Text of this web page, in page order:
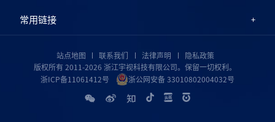
常用链接
站点地图 联系我们 法律声明
隐私政策
版权所有 2011-2026 浙江宇视科技有限公司。保留一切权利。
浙ICP备11061412号
浙公网安备 33010802004032号